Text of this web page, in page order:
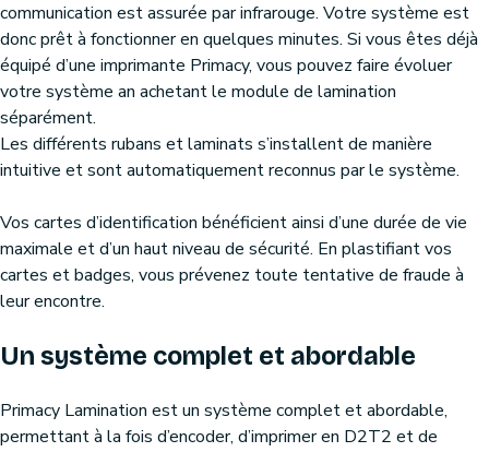
communication est assurée par infrarouge. Votre système est
donc prêt à fonctionner en quelques minutes. Si vous êtes déjà
équipé d’une imprimante Primacy, vous pouvez faire évoluer
votre système an achetant le module de lamination
séparément.
Les différents rubans et laminats s’installent de manière
intuitive et sont automatiquement reconnus par le système.
Vos cartes d’identification bénéficient ainsi d’une durée de vie
maximale et d’un haut niveau de sécurité. En plastifiant vos
cartes et badges, vous prévenez toute tentative de fraude à
leur encontre.
Un système complet et abordable
Primacy Lamination est un système complet et abordable,
permettant à la fois d’encoder, d’imprimer en D2T2 et de